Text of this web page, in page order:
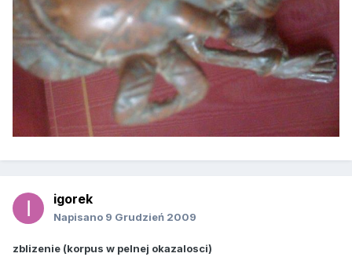
igorek
Napisano 9 Grudzień 2009
zblizenie (korpus w pelnej okazalosci)